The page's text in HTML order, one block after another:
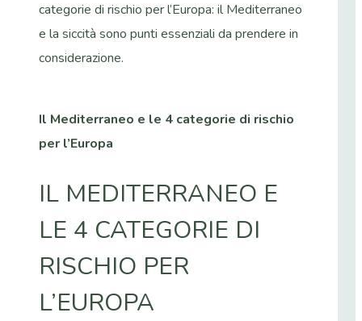
categorie di rischio per l’Europa: il Mediterraneo
e la siccità sono punti essenziali da prendere in
considerazione.
Il Mediterraneo e le 4 categorie di rischio
per l’Europa
IL MEDITERRANEO E
LE 4 CATEGORIE DI
RISCHIO PER
L’EUROPA